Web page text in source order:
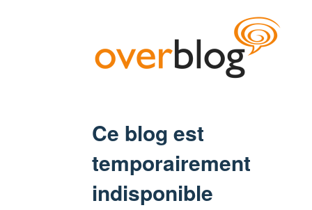
Ce blog est
temporairement
indisponible